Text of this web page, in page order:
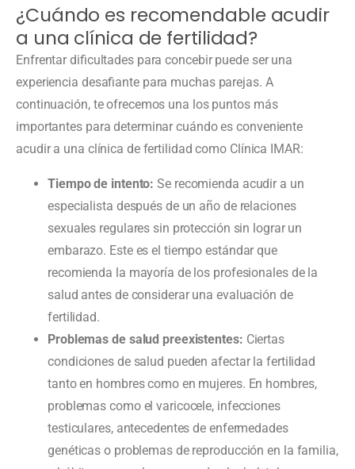
¿Cuándo es recomendable acudir
a una clínica de fertilidad?
Enfrentar dificultades para concebir puede ser una
experiencia desafiante para muchas parejas. A
continuación, te ofrecemos una los puntos más
importantes para determinar cuándo es conveniente
acudir a una clínica de fertilidad como Clínica IMAR:
Tiempo de intento:Se recomienda acudir a un
especialista después de un año de relaciones
sexuales regulares sin protección sin lograr un
embarazo. Este es el tiempo estándar que
recomienda la mayoría de los profesionales de la
salud antes de considerar una evaluación de
fertilidad.
Problemas de salud preexistentes: Ciertas
condiciones de salud pueden afectar la fertilidad
tanto en hombres como en mujeres. En hombres,
problemas como el varicocele, infecciones
testiculares, antecedentes de enfermedades
genéticas o problemas de reproducción en la familia,